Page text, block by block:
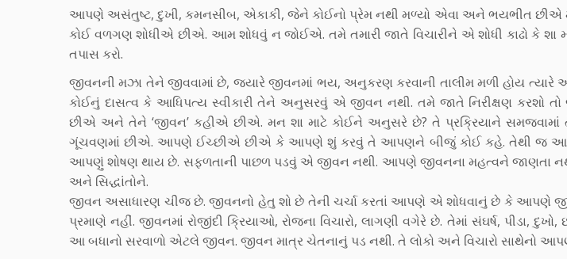
આપણે અસંતુષ્ટ, દુખી, કમનસીબ, એકાકી, જેને કોઈનો પ્રેમ નથી મળ્યો એવા અને ભયભીત છીએ
કોઈ વળગણ શોધીએ છીએ. આમ શોધવું ન જોઈએ. તમે તમારી જાતે વિચારીને એ શોધી કાઢો કે
તપાસ કરો.
જીવનની મઝા તેને જીવવામાં છે, જ્યારે જીવનમાં ભય, અનુકરણ કરવાની તાલીમ મળી હોય ત્યારે
કોઈનું દાસત્વ કે આધિપત્ય સ્વીકારી તેને અનુસરવું એ જીવન નથી. તમે જાતે નિરીક્ષણ
છીએ અને તેને ‘જીવન’ કહીએ છીએ. મન શા માટે કોઈને અનુસરે છે? તે પ્રક્રિયાને
ગૂંચવણમાં છીએ. આપણે ઈચ્છીએ છીએ કે આપણે શું કરવું તે આપણને બીજું કોઈ કહે. તેથી જ
આપણું શોષણ થાય છે. સફળતાની પાછળ પડવું એ જીવન નથી. આપણે જીવનના મહત્વને જાણતા
અને સિદ્ધાંતોને.
જીવન અસાધારણ ચીજ છે. જીવનનો હેતુ શો છે તેની ચર્ચા કરતાં આપણે એ શોધવાનું છે કે આપણે
પ્રમાણે નહીં. જીવનમાં રોજીંદી ક્રિયાઓ, રોજના વિચારો, લાગણી વગેરે છે. તેમાં સંઘર્ષ, પીડા,
આ બધાનો સરવાળો એટલે જીવન. જીવન માત્ર ચેતનાનું પડ નથી. તે લોકો અને વિચારો સાથેનો